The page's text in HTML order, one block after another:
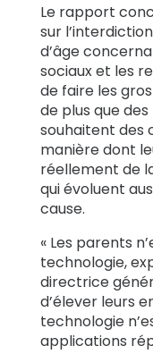
Le rapport
sur
d’âge
sociaux et les
de faire les
de plus que
souhaitent des
manière dont
réellement de
qui évoluent
cause.
« Les parents
technologie,
directrice
d’élever leurs
technologie
applications